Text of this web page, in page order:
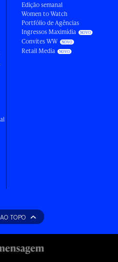
Edição semanal
Women to Watch
Portfólio de Agências
Ingressos Maximídia
Convites WW
Retail Media
TOPO